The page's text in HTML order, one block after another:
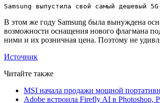
Samsung выпустила свой самый дешевый
В этом же году Samsung была вынуждена
возможности оснащения нового флагмана
ними и их розничная цена. Поэтому не
Источник
Читайте также
MSI начала продажи мощной
Adobe встроила Firefly AI в Photoshop,